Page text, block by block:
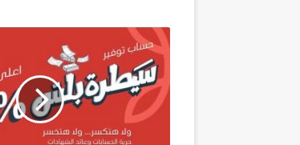
حساب
توفير
"سيطرة
بلس"
من